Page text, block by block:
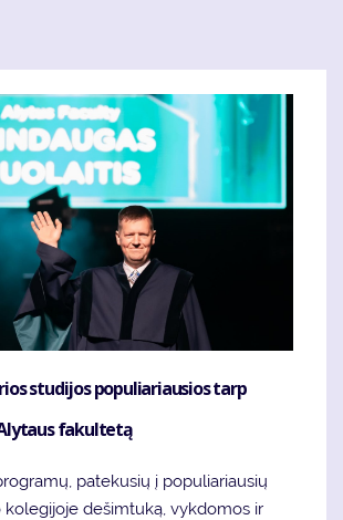
studijos populiariausios tarp
fakultetą
patekusių į populiariausių
kolegijoje dešimtuką, vykdomos ir